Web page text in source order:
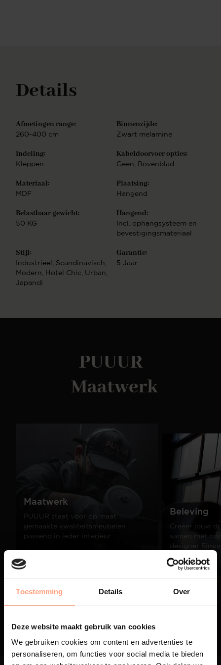
Toestemming Details Over
Deze website maakt gebruik van cookies
We gebruiken cookies om content en advertenties te
personaliseren, om functies voor social media te bieden
onze interieurstylisten klaar om je van persoonlijk
advies te voorzien onder het genot van een kopje
op maatPUUUR staat voor op maat gemaakte
kwaliteitsmeubelen. In onze eigen meubelmakerij en
meubelen. Jouw droommeubel volledig op maat
laten maken? Wij gaan met jouw wensen aan de
werkelijkheid te laten worden. KleurstalenDe
kleuren van onze meubelen zijn zorgvuldig
vrijwel ieder interieur. Wil je een kleur thuis
bekijken? Klik dan hier om kleurstalen te bestellen.
Montage handleiding TV-MeubelEen TV-Meubel is
handige ophangsysteem. Eerst bevestig je de
ophanglat waterpas aan de wand. Vervolgens kun je
het TV-Meubel hier eenvoudig overheen hangen.
Bekijk de montage handleiding. Design TV-
complete assortimentNaast TV-meubelen hebben
wij ook andere meubelen in onze collectie. Zo
bijvoorbeeld Salontafels, sidetables en cinewalls.
voor meerdere verschillende stijlen voor een speels
Details
Afmetingen range:
260-400 cm
Binnenzijde:
Zwart melamine
Indeling:
Kleppen
Kabeldoorvoer opties:
Geen , Bovenblad
Materiaal:
MDF
Plaatsing:
Hangend
Belastbaar gewicht:
50 KG
Hangend:
Incl. ophangsysteem en
bevestigingsmateriaal
Stijl:
Industrieel , Scandinavisch
Modern , Hotel Chic , Urban
Japandi
Garantie:
5 Jaar
PUUUR
Maatwerk
01
Maatwerk
PUUUR staat voor op maat
gemaakte kwaliteitsmeubelen
passend in ieder interieur.
Lees meer
Beleving
Creëer jouw
samen met
designer
Lees meer